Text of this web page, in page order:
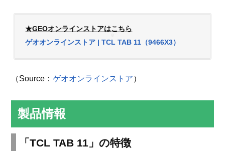
★GEOオンラインストアはこちら
ゲオオンラインストア | TCL TAB 11（9466X3）
（Source：ゲオオンラインストア）
製品情報
「TCL TAB 11」の特徴